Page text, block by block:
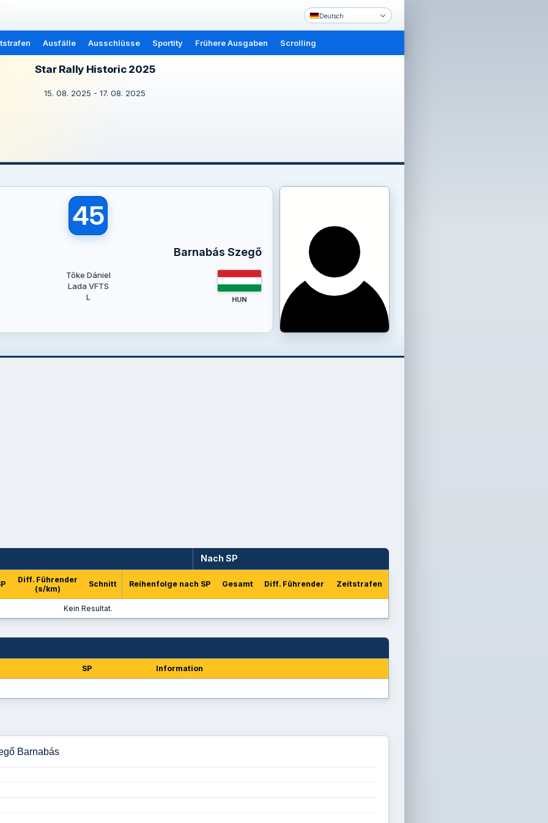
Deutsch
Ausfälle Ausschlüsse Sportity Frühere Ausgaben Scrolling
Star Rally Historic 2025
15. 08. 2025 - 17. 08. 2025
45
Barnabás Szegő
Tőke Dániel
Lada VFTS
L
HUN
Nach SP
Diff. Führender
(s/km)
Schnitt Reihenfolge nach SP Gesamt Diff. Führender Zeitstrafen
Kein Resultat.
SP Information
Barnabás